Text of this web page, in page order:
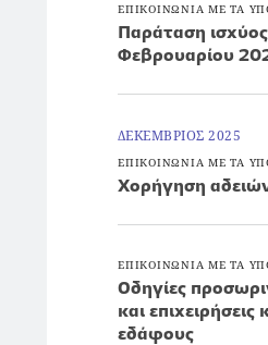
ΕΠΙΚΟΙΝΩΝΙΑ ΜΕ ΤΑ
Παράταση
Φεβρουαρίου
ΔΕΚΕΜΒΡΙΟΣ 2025
ΕΠΙΚΟΙΝΩΝΙΑ ΜΕ ΤΑ
Χορήγηση
ΕΠΙΚΟΙΝΩΝΙΑ ΜΕ ΤΑ
Οδηγίες
και
εδάφους